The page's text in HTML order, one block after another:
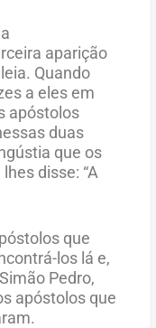
aparição
Quando
a eles em
apóstolos
duas
que os
disse: “A
que
los lá e,
Pedro,
apóstolos que